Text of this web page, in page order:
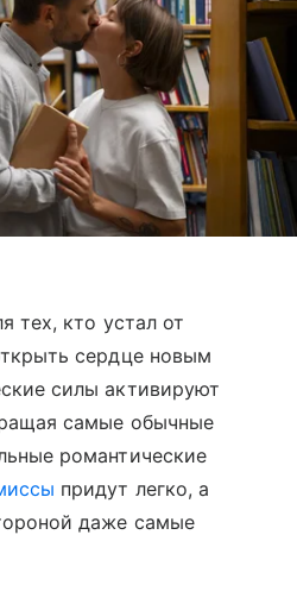
тех, кто устал от
сердце новым
силы активируют
самые обычные
романтические
придут легко, а
даже самые